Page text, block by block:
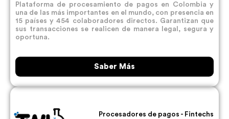
Plataforma de procesamiento de pagos en Colombia y
una de las más importantes en el mundo, con presencia en
15 países y 454 colaboradores directos. Garantizan que
sus transacciones se realicen de manera legal, segura y
oportuna.
Saber Más
Procesadores de pagos - Fintechs